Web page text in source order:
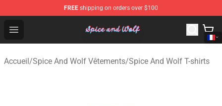
FREE shipping on orders over $100
Open menu
Spice And Wolf Store - Official Spice And Wolf
Accueil/Spice And Wolf Vêtements/Spice And Wolf T-shirts